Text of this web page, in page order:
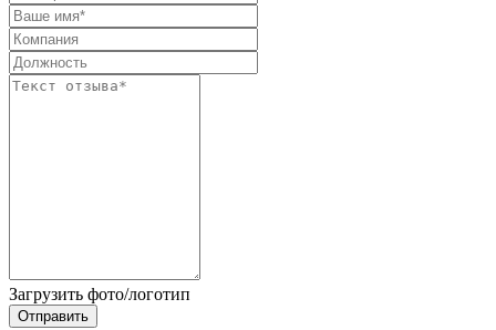
Загрузить фото/логотип
Отправить